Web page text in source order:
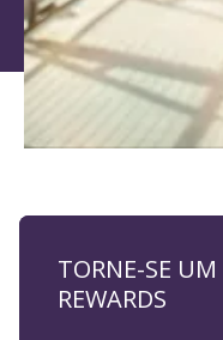
TORNE-SE
REWARDS